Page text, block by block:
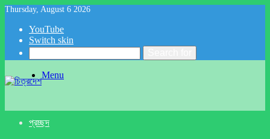
Thursday, August 6 2026
YouTube
Switch skin
Menu
প্রচ্ছদ